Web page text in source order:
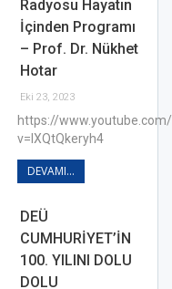
Radyosu Hayatın
İçinden Programı
– Prof. Dr. Nükhet
Hotar
Eki 23, 2023
https://
v=lXQtQkeryh4
DEVAMI...
DEÜ
CUMHURİYET’İN
100. YILINI DOLU
DOLU